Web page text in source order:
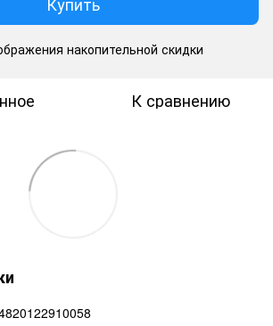
накопительной скидки
К сравнению